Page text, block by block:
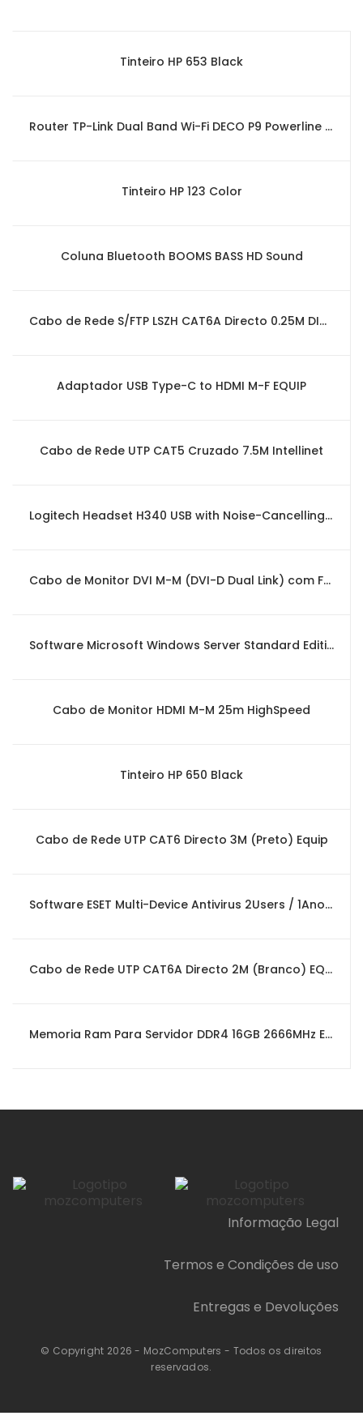
Tinteiro HP 653 Black
Router TP-Link Dual Band Wi-Fi DECO P9 Powerline Hybrid Smart Home Mesh
Tinteiro HP 123 Color
Coluna Bluetooth BOOMS BASS HD Sound
Cabo de Rede S/FTP LSZH CAT6A Directo 0.25M DIGITUS
Adaptador USB Type-C to HDMI M-F EQUIP
Cabo de Rede UTP CAT5 Cruzado 7.5M Intellinet
Logitech Headset H340 USB with Noise-Cancelling Mic
Cabo de Monitor DVI M-M (DVI-D Dual Link) com Ferrite 3m EQUIP
Software Microsoft Windows Server Standard Edition 2022 x64 English 1pk DSP OEI 16 Core
Cabo de Monitor HDMI M-M 25m HighSpeed
Tinteiro HP 650 Black
Cabo de Rede UTP CAT6 Directo 3M (Preto) Equip
Software ESET Multi-Device Antivirus 2Users / 1Ano (Box Version)
Cabo de Rede UTP CAT6A Directo 2M (Branco) EQUIP
Memoria Ram Para Servidor DDR4 16GB 2666MHz ECC-DIMM SDRAM ADATA
Informação Legal
Termos e Condições de uso
Entregas e Devoluções
© Copyright 2026 - MozComputers - Todos os direitos
reservados.